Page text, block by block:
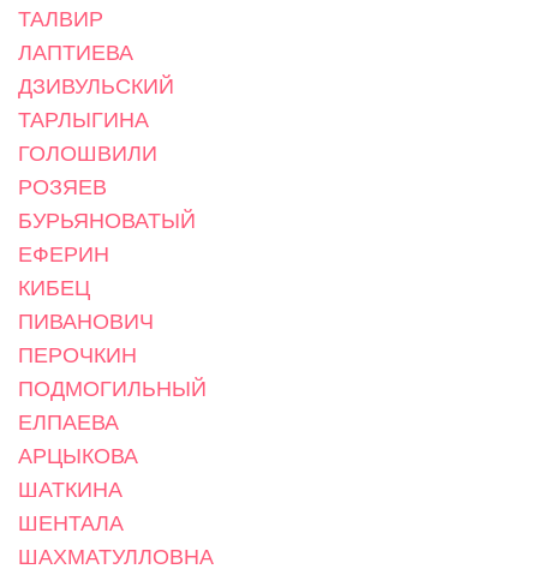
ТАЛВИР
ЛАПТИЕВА
ДЗИВУЛЬСКИЙ
ТАРЛЫГИНА
ГОЛОШВИЛИ
РОЗЯЕВ
БУРЬЯНОВАТЫЙ
ЕФЕРИН
КИБЕЦ
ПИВАНОВИЧ
ПЕРОЧКИН
ПОДМОГИЛЬНЫЙ
ЕЛПАЕВА
АРЦЫКОВА
ШАТКИНА
ШЕНТАЛА
ШАХМАТУЛЛОВНА